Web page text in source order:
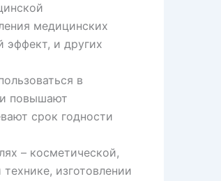
медицинских
эффект, и других
в
повышают
срок годности
– косметической,
изготовлении